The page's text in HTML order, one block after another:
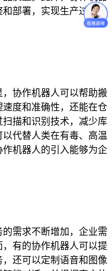
部署，实现生产过程的
协作机器人可以帮助搬
度和准确性，还能在仓
描和识别技术，减少库
代替人类在有毒、高温
机器人的引入能够为企
需求不断增加，企业需
有的协作机器人可以提
还可以定制语音和图像